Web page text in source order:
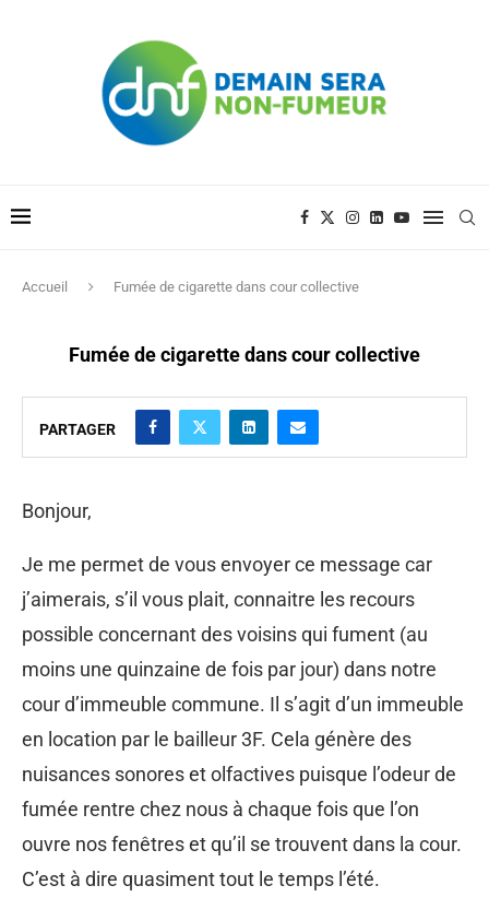
Accueil Fumée de cigarette dans cour collective
Fumée de cigarette dans cour collective
PARTAGER
Bonjour,
Je me permet de vous envoyer ce message car
j’aimerais, s’il vous plait, connaitre les recours
possible concernant des voisins qui fument (au
moins une quinzaine de fois par jour) dans notre
cour d’immeuble commune. Il s’agit d’un immeuble
en location par le bailleur 3F. Cela génère des
nuisances sonores et olfactives puisque l’odeur de
fumée rentre chez nous à chaque fois que l’on
ouvre nos fenêtres et qu’il se trouvent dans la cour.
C’est à dire quasiment tout le temps l’été.